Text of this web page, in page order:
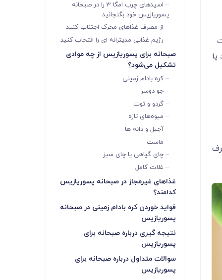
اسیدهای چرب امگا 3 را در صبحانه
پسوریازیس خود بگنجانید
از مصرف غذاهای محرک اجتناب کنید
رژیم غذایی مدیترانه ای را انتخاب کنید
صبحانه برای پسوریازیس از چه موادی
تشکیل می‌شود؟
کره بادام زمینی
جو دوسر
گردو و توت
میوه‌های تازه
آجیل و دانه ها
ماست
چای گیاهی یا چای سبز
غلات کامل
غذاهای غیرمجاز در صبحانه پسوریازیس
کدامند؟
فواید خوردن کره بادام زمینی در صبحانه
پسوریازیس
نتیجه گیری درباره صبحانه برای
پسوریازیس
سوالات متداول درباره صبحانه برای
پسوریازیس